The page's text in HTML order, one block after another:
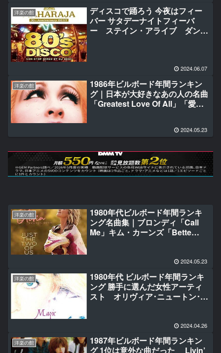
洋楽の館
ディスコで踊ろう 今夜はフィー
バー サタデーナイトフィーバ
ー ステイン・アライブ ダンシ
2024.06.07
洋楽の館
1986年ビルボード年間ランキン
グ｜日本が大好きなあの人の名曲
「Greatest Love Of All」「愛の
2024.05.23
洋楽の館
1980年代ビルボード年間ランキ
ング名曲集｜ブロンディ「Call
Me」キム・カーンズ「Bette
2024.05.23
洋楽の館
1980年代 ビルボード年間ランキ
ング 勝手に選んだ女性アーティ
スト オリヴィア･ニュートン･ジ
2024.04.26
洋楽の館
1987年ビルボード年間ランキン
グ 1位は意外な曲だった Livin’